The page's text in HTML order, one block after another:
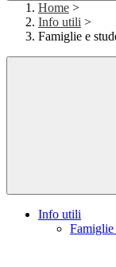
Home >
Info utili >
Famiglie e
Info utili
Famiglie